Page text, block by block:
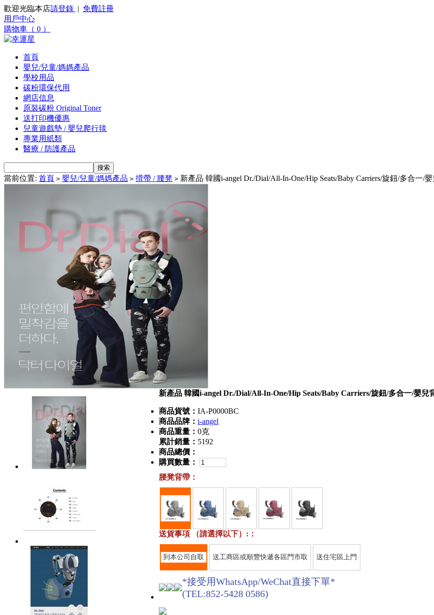
歡迎光臨本店請登錄 | 免費註冊
用戶中心
購物車（ 0 ）
首頁
嬰兒/兒童/媽媽產品
學校用品
碳粉環保代用
網店信息
原裝碳粉 Original Toner
送打印機優惠
兒童遊戲墊 / 嬰兒爬行毯
專業用紙類
醫療 / 防護產品
當前位置: 首頁 > 嬰兒/兒童/媽媽產品 > 揹帶 / 腰凳 > 新產品 韓國i-angel Dr./Dial/All-In-One/Hip Seats/Baby Carriers/旋鈕/多合一/
新產品 韓國i-angel Dr./Dial/All-In-One/Hip Seats/Baby Carriers/旋鈕/多合一/嬰兒
商品貨號： IA-P0000BC
商品品牌： i-angel
商品重量： 0克
累計銷量： 5192
商品總價：
購買數量：
腰凳背帶：
送貨事項 （請選擇以下）:：
到本公司自取 送工商區或順豐快遞各區門市取 送住宅區上門
*接受用WhatsApp/WeChat直接下單*
(TEL:852-5428 0586)